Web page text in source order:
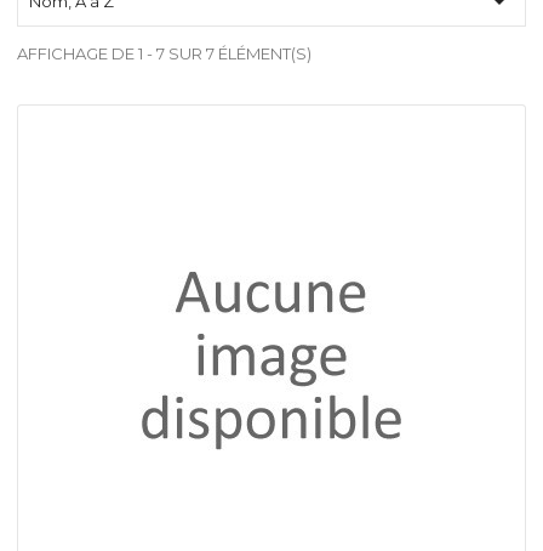
AFFICHAGE DE 1 - 7 SUR 7 ÉLÉMENT(S)